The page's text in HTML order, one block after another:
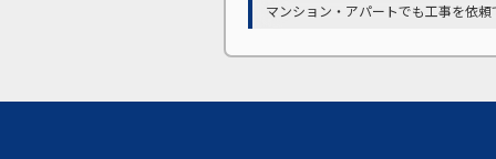
マンション・アパートでも工事を依